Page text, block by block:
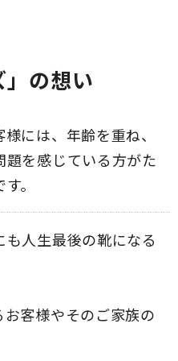
」の想い
には、年齢を重ね、
を感じている方がた
。
も人生最後の靴になる
お客様やそのご家族の